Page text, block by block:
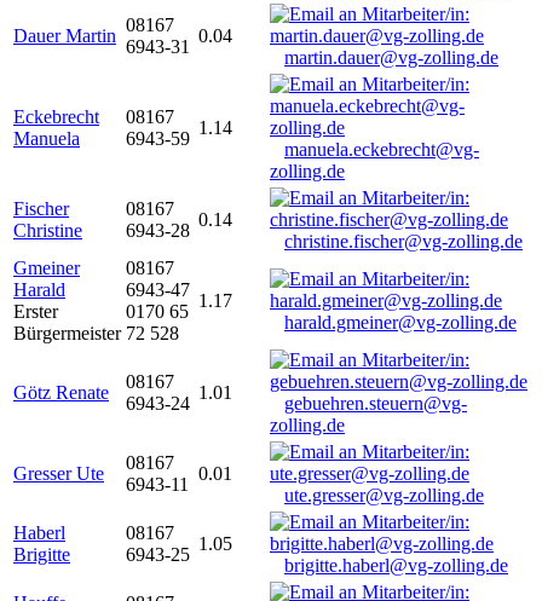
Dauer Martin
08167
6943-31
0.04
martin.dauer@vg-zolling.de
Eckebrecht
Manuela
08167
6943-59
1.14
manuela.eckebrecht@vg-
zolling.de
Fischer
Christine
08167
6943-28
0.14
christine.fischer@vg-zolling.de
Gmeiner
Harald
Erster
Bürgermeister
08167
6943-47
0170 65
72 528
1.17
harald.gmeiner@vg-zolling.de
Götz Renate
08167
6943-24
1.01
gebuehren.steuern@vg-
zolling.de
Gresser Ute
08167
6943-11
0.01
ute.gresser@vg-zolling.de
Haberl
Brigitte
08167
6943-25
1.05
brigitte.haberl@vg-zolling.de